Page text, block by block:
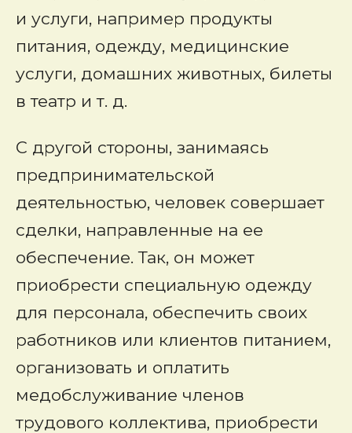
и услуги, например продукты
питания, одежду, медицинские
услуги, домашних животных, билеты
в театр и т. д.
С другой стороны, занимаясь
предпринимательской
деятельностью, человек совершает
сделки, направленные на ее
обеспечение. Так, он может
приобрести специальную одежду
для персонала, обеспечить своих
работников или клиентов питанием,
организовать и оплатить
медобслуживание членов
трудового коллектива, приобрести